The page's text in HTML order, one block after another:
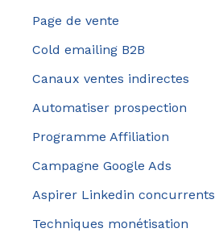
Page de vente
Cold emailing B2B
Canaux ventes indirectes
Automatiser prospection
Programme Affiliation
Campagne Google Ads
Aspirer Linkedin concurrents
Techniques monétisation